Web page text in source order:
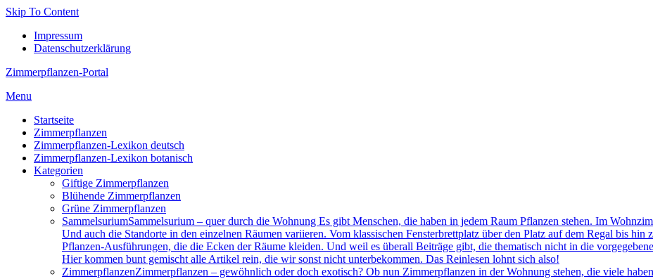
Skip To Content
Impressum
Datenschutzerklärung
Zimmerpflanzen-Portal
Menu
Startseite
Zimmerpflanzen
Zimmerpflanzen-Lexikon deutsch
Zimmerpflanzen-Lexikon botanisch
Kategorien
Giftige Zimmerpflanzen
Blühende Zimmerpflanzen
Grüne Zimmerpflanzen
Sam­mel­su­ri­umSammelsurium – quer durch die Wohnung Es gibt Menschen, die haben in jedem Raum Pflanzen stehen. Im
Und auch die Standorte in den einzelnen Räumen variieren. Vom klassischen Fensterbrettplatz über den Platz auf dem Regal bis
Pflanzen-Ausführungen, die die Ecken der Räume kleiden. Und weil es überall Beiträge gibt, die thematisch nicht in die
Hier kommen bunt gemischt alle Artikel rein, die wir sonst nicht unterbekommen. Das Reinlesen lohnt sich also!
ZimmerpflanzenZimmerpflanzen – gewöhnlich oder doch exotisch? Ob nun Zimmerpflanzen in der Wohnung stehen, die viele